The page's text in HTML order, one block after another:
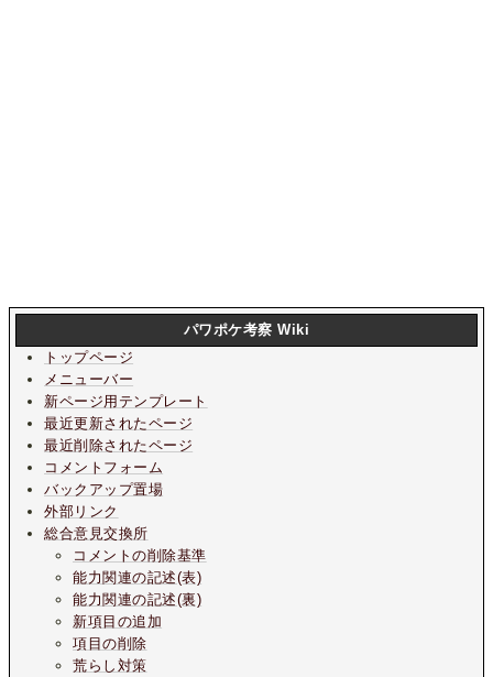
パワポケ考察 Wiki
トップページ
メニューバー
新ページ用テンプレート
最近更新されたページ
最近削除されたページ
コメントフォーム
バックアップ置場
外部リンク
総合意見交換所
コメントの削除基準
能力関連の記述(表)
能力関連の記述(裏)
新項目の追加
項目の削除
荒らし対策